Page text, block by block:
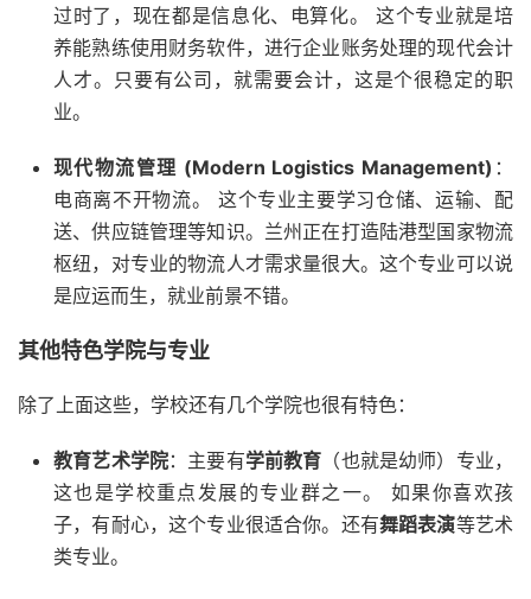
过时了，现在都是信息化、电算化。 这个专业就是培
养能熟练使用财务软件，进行企业账务处理的现代会计
人才。只要有公司，就需要会计，这是个很稳定的职
业。
现代物流管理 (Modern Logistics Management) ：
电商离不开物流。 这个专业主要学习仓储、运输、配
送、供应链管理等知识。兰州正在打造陆港型国家物流
枢纽，对专业的物流人才需求量很大。这个专业可以说
是应运而生，就业前景不错。
其他特色学院与专业
除了上面这些，学校还有几个学院也很有特色：
教育艺术学院：主要有学前教育 （也就是幼师）专业，
这也是学校重点发展的专业群之一。 如果你喜欢孩
子，有耐心，这个专业很适合你。还有舞蹈表演等艺术
类专业。